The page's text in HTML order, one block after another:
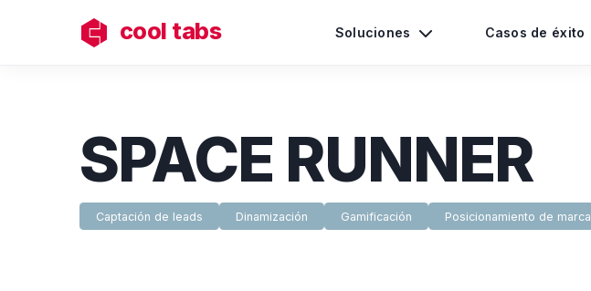
cool tabs Soluciones Casos de éxito
SPACE RUNNER
Captación de leads Dinamización Gamificación Posicionamiento de marca